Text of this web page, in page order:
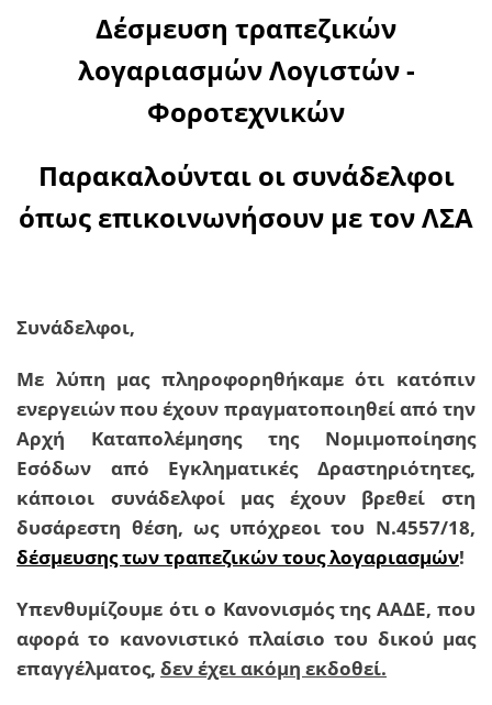
Δέσμευση τραπεζικών
λογαριασμών Λογιστών -
Φοροτεχνικών
Παρακαλούνται οι συνάδελφοι
όπως επικοινωνήσουν με τον ΛΣΑ
Συνάδελφοι,
Με λύπη μας πληροφορηθήκαμε ότι κατόπιν
ενεργειών που έχουν πραγματοποιηθεί από την
Αρχή Καταπολέμησης της Νομιμοποίησης
Εσόδων από Εγκληματικές Δραστηριότητες,
κάποιοι συνάδελφοί μας έχουν βρεθεί στη
δυσάρεστη θέση, ως υπόχρεοι του Ν.4557/18,
δέσμευσης των τραπεζικών τους λογαριασμών!
Υπενθυμίζουμε ότι ο Κανονισμός της ΑΑΔΕ, που
αφορά το κανονιστικό πλαίσιο του δικού μας
επαγγέλματος, δεν έχει ακόμη εκδοθεί.